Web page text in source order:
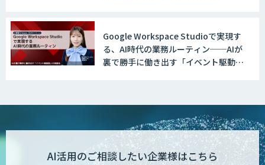
Google Workspace Studioで実現す
る、AI時代の業務ルーティン──AIが
裏で勝手に働き出す「イベント駆動
AI活用のご相談したい企業様はこちら